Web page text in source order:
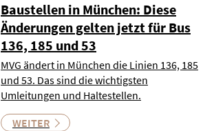
Baustellen in München: Diese
Änderungen gelten jetzt für Bus
136, 185 und 53
MVG ändert in München die Linien 136, 185
und 53. Das sind die wichtigsten
Umleitungen und Haltestellen.
WEITER